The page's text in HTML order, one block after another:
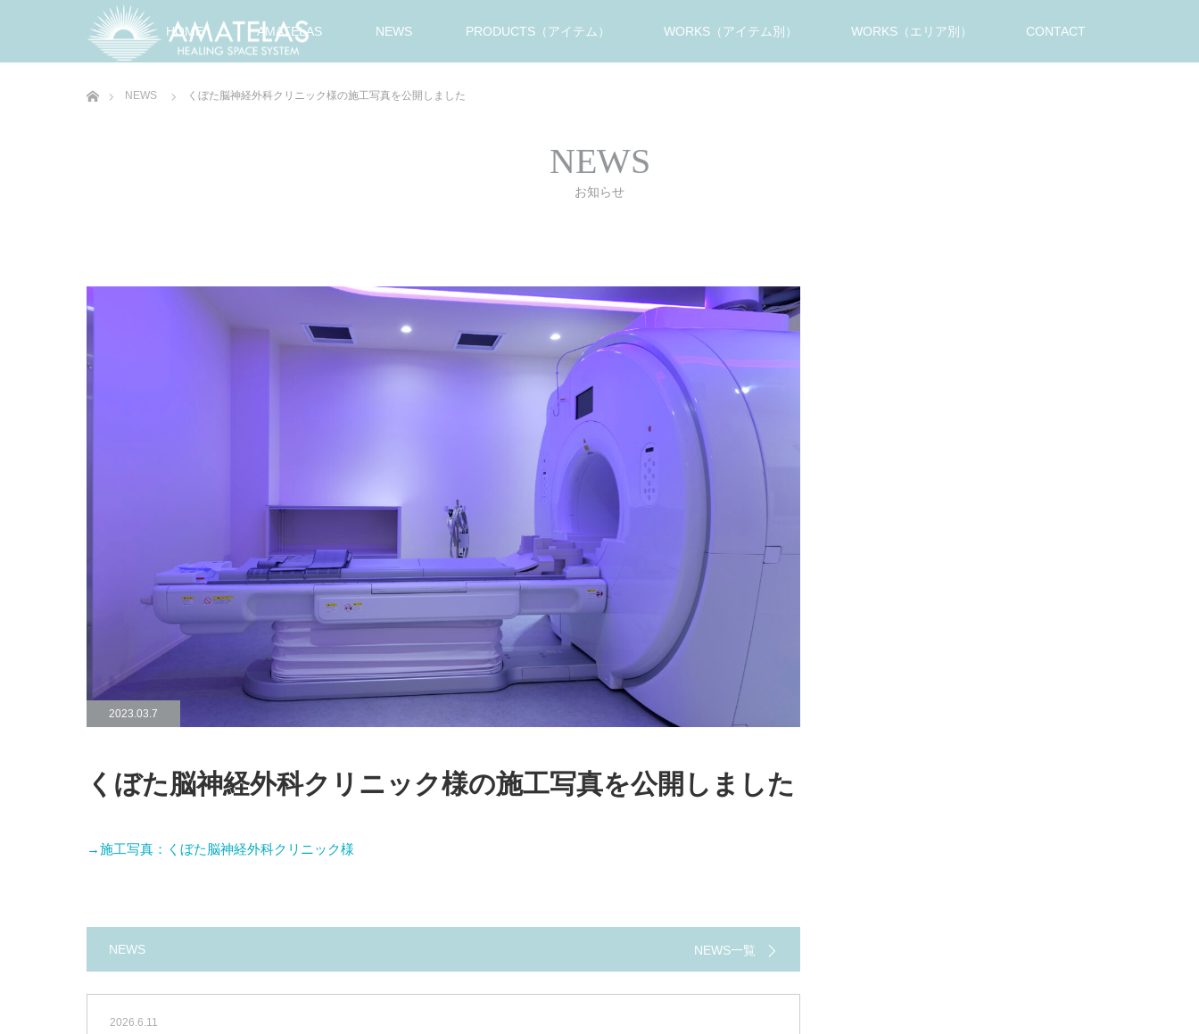
HOME AMATELAS NEWS PRODUCTS（アイテム） WORKS（アイテム別） WORKS（エリア別） CONTACT
NEWS くぼた脳神経外科クリニック様の施工写真を公開しました
NEWS
お知らせ
2023.03.7
くぼた脳神経外科クリニック様の施工写真を公開しました
→施工写真：くぼた脳神経外科クリニック様
NEWS NEWS一覧
2026.6.11